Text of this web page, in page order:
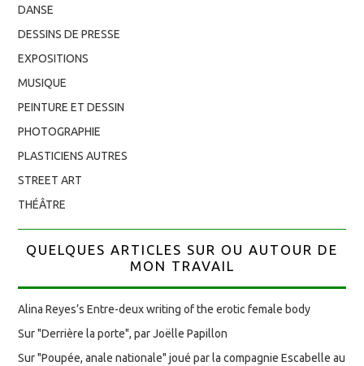
DANSE
DESSINS DE PRESSE
EXPOSITIONS
MUSIQUE
PEINTURE ET DESSIN
PHOTOGRAPHIE
PLASTICIENS AUTRES
STREET ART
THÉÂTRE
QUELQUES ARTICLES SUR OU AUTOUR DE
MON TRAVAIL
Alina Reyes’s Entre-deux writing of the erotic female body
Sur "Derrière la porte", par Joëlle Papillon
Sur "Poupée, anale nationale" joué par la compagnie Escabelle au